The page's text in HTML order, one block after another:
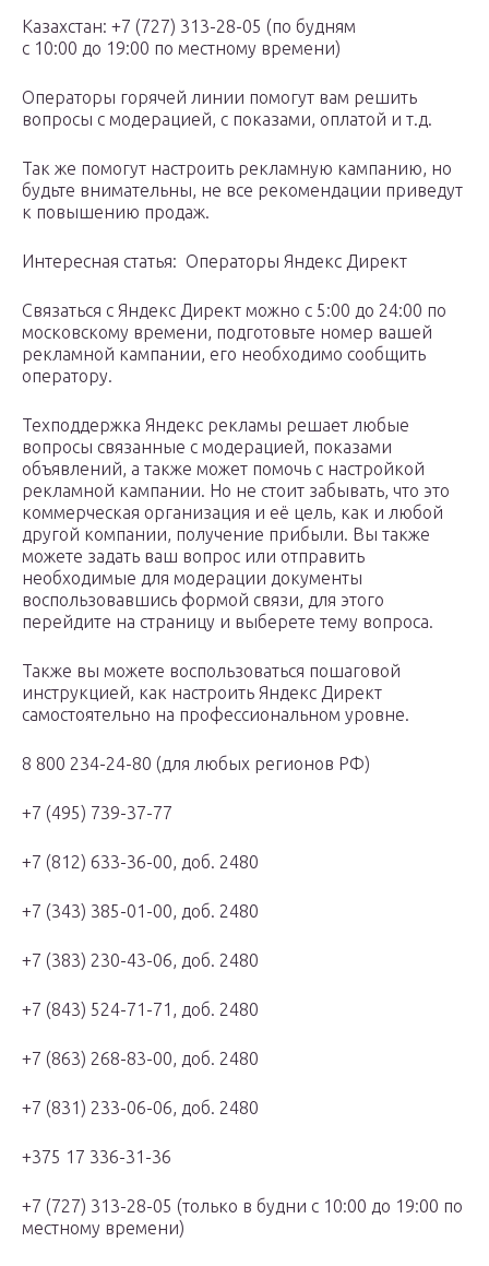
Казахстан: +7 (727) 313-28-05 (по будням
с 10:00 до 19:00 по местному времени)
Операторы горячей линии помогут вам решить
вопросы с модерацией, с показами, оплатой и т.д.
Так же помогут настроить рекламную кампанию, но
будьте внимательны, не все рекомендации приведут
к повышению продаж.
Интересная статья: Операторы Яндекс Директ
Связаться с Яндекс Директ можно с 5:00 до 24:00 по
московскому времени, подготовьте номер вашей
рекламной кампании, его необходимо сообщить
оператору.
Техподдержка Яндекс рекламы решает любые
вопросы связанные с модерацией, показами
объявлений, а также может помочь с настройкой
рекламной кампании. Но не стоит забывать, что это
коммерческая организация и её цель, как и любой
другой компании, получение прибыли. Вы также
можете задать ваш вопрос или отправить
необходимые для модерации документы
воспользовавшись формой связи, для этого
перейдите на страницу и выберете тему вопроса.
Также вы можете воспользоваться пошаговой
инструкцией, как настроить Яндекс Директ
самостоятельно на профессиональном уровне.
8 800 234-24-80 (для любых регионов РФ)
+7 (495) 739-37-77
+7 (812) 633-36-00, доб. 2480
+7 (343) 385-01-00, доб. 2480
+7 (383) 230-43-06, доб. 2480
+7 (843) 524-71-71, доб. 2480
+7 (863) 268-83-00, доб. 2480
+7 (831) 233-06-06, доб. 2480
+375 17 336-31-36
+7 (727) 313-28-05 (только в будни с 10:00 до 19:00 по
местному времени)